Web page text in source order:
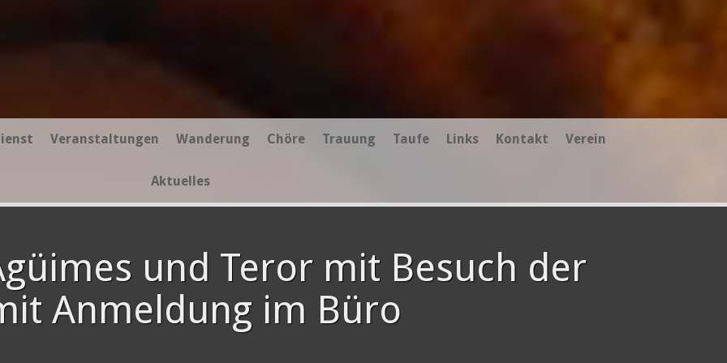
Veranstaltungen Wanderung Chöre Trauung Taufe Links Kontakt Verein
Aktuelles
und Teror mit Besuch der
Anmeldung im Büro